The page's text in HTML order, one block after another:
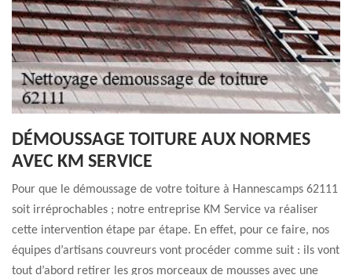
DÉMOUSSAGE TOITURE AUX NORMES
AVEC KM SERVICE
Pour que le démoussage de votre toiture à Hannescamps 62111
soit irréprochables ; notre entreprise KM Service va réaliser
cette intervention étape par étape. En effet, pour ce faire, nos
équipes d’artisans couvreurs vont procéder comme suit : ils vont
tout d’abord retirer les gros morceaux de mousses avec une